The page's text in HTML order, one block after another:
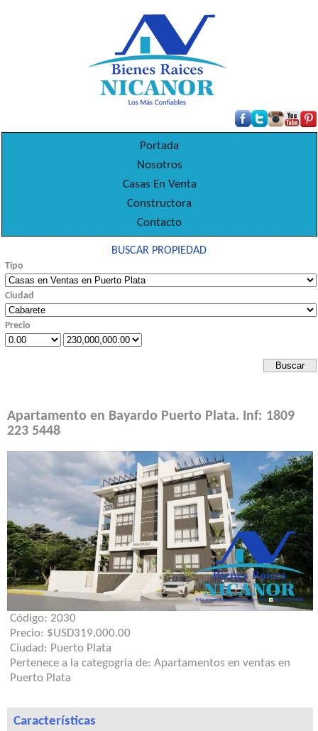
Portada
Nosotros
Casas En Venta
Constructora
Contacto
BUSCAR PROPIEDAD
Tipo
Ciudad
Precio
Apartamento en Bayardo Puerto Plata. Inf: 1809
223 5448
Código: 2030
Precio: $USD319,000.00
Ciudad: Puerto Plata
Pertenece a la categogria de:Apartamentos en ventas en
Puerto Plata
Características